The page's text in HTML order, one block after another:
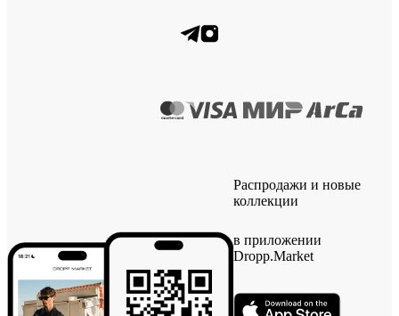
Распродажи и новые
коллекции
в приложении
Dropp.Market